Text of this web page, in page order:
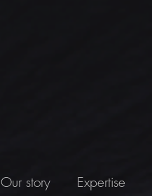
Our story Expertise